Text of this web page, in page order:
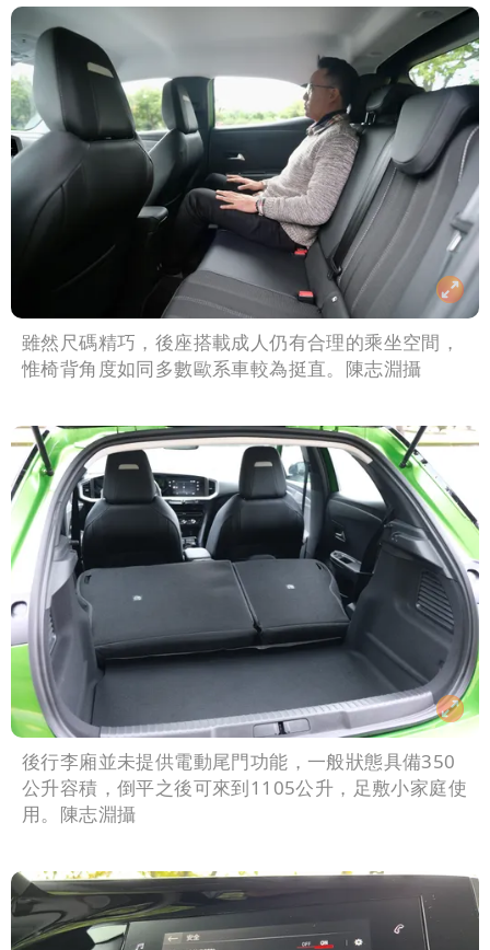
雖然尺碼精巧，後座搭載成人仍有合理的乘坐空間，
惟椅背角度如同多數歐系車較為挺直。陳志淵攝
後行李廂並未提供電動尾門功能，一般狀態具備350
公升容積，倒平之後可來到1105公升，足敷小家庭使
用。陳志淵攝